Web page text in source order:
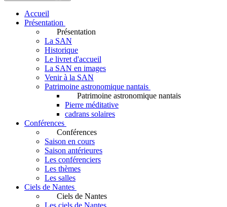
Accueil
Présentation
Présentation
La SAN
Historique
Le livret d'accueil
La SAN en images
Venir à la SAN
Patrimoine astronomique nantais
Patrimoine astronomique nantais
Pierre méditative
cadrans solaires
Conférences
Conférences
Saison en cours
Saison antérieures
Les conférenciers
Les thèmes
Les salles
Ciels de Nantes
Ciels de Nantes
Les ciels de Nantes